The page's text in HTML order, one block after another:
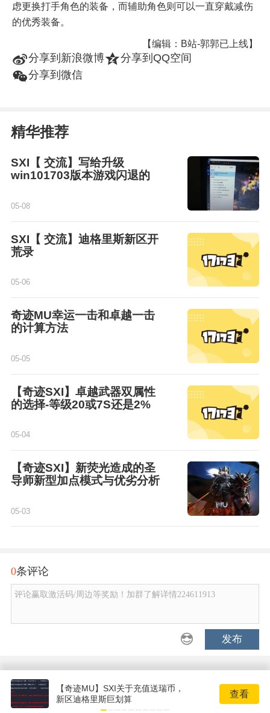
虑更换打手角色的装备，而辅助角色则可以一直穿戴减伤
的优秀装备。
【编辑：B站-郭郭已上线】
t分享到新浪微博z分享到QQ空间
w分享到微信
精华推荐
SXI【 交流】写给升级
win101703版本游戏闪退的
05-08
SXI【 交流】迪格里斯新区开
荒录
05-06
奇迹MU幸运一击和卓越一击
的计算方法
05-05
【奇迹SXI】卓越武器双属性
的选择-等级20或7S还是2%
05-04
【奇迹SXI】新荧光造成的圣
导师新型加点模式与优劣分析
05-03
0条评论
评论赢取激活码/周边等奖励！加群了解详情224611913
发布
【奇迹MU】SXI关于充值送瑞币，
新区迪格里斯巨划算
查看